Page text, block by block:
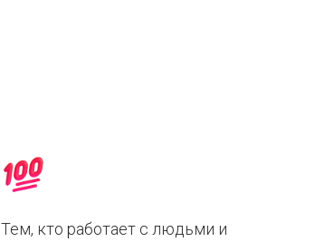
Тем, кто работает с людьми и